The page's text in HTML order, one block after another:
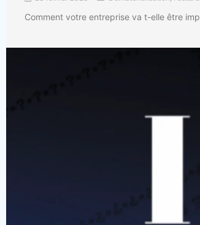
Comment votre entreprise va t-elle être